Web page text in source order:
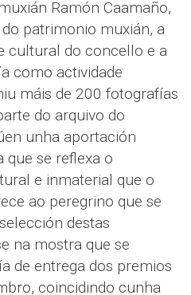
Ramón Caamaño,
patrimonio muxián, a
cultural do concello e a
como actividade
máis de 200 fotografías
do arquivo do
unha aportación
que se reflexa o
e inmaterial que o
ao peregrino que se
destas
na mostra que se
de entrega dos premios
coincidindo cunha